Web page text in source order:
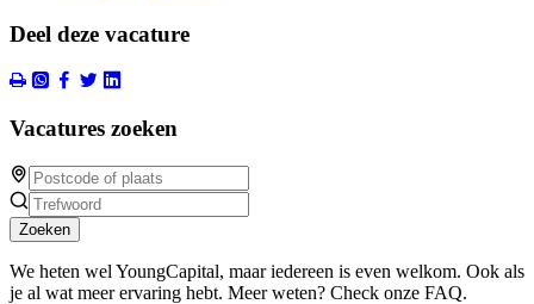
Deel deze vacature
Vacatures zoeken
Zoeken
We heten wel YoungCapital, maar iedereen is even welkom. Ook als
je al wat meer ervaring hebt. Meer weten? Check onze FAQ.